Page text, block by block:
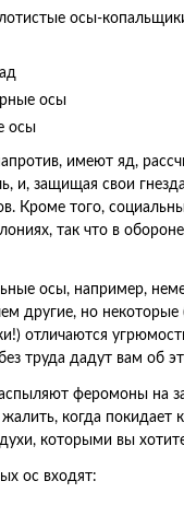
осы-
осы
осы
имеют яд,
и, защищая свои
Кроме того,
так что в обороне
осы, например,
другие, но некоторые
отличаются
труда дадут вам об
феромоны на
когда покидает
которыми вы
ос входят: